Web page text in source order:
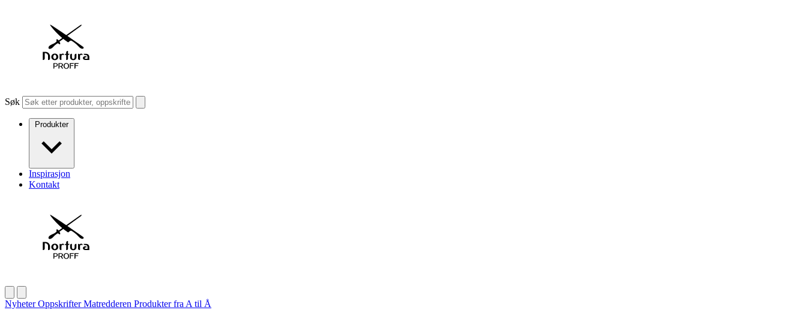
Søk
Produkter
Inspirasjon
Kontakt
NyheterOppskrifterMatredderen Produkter fra A til Å